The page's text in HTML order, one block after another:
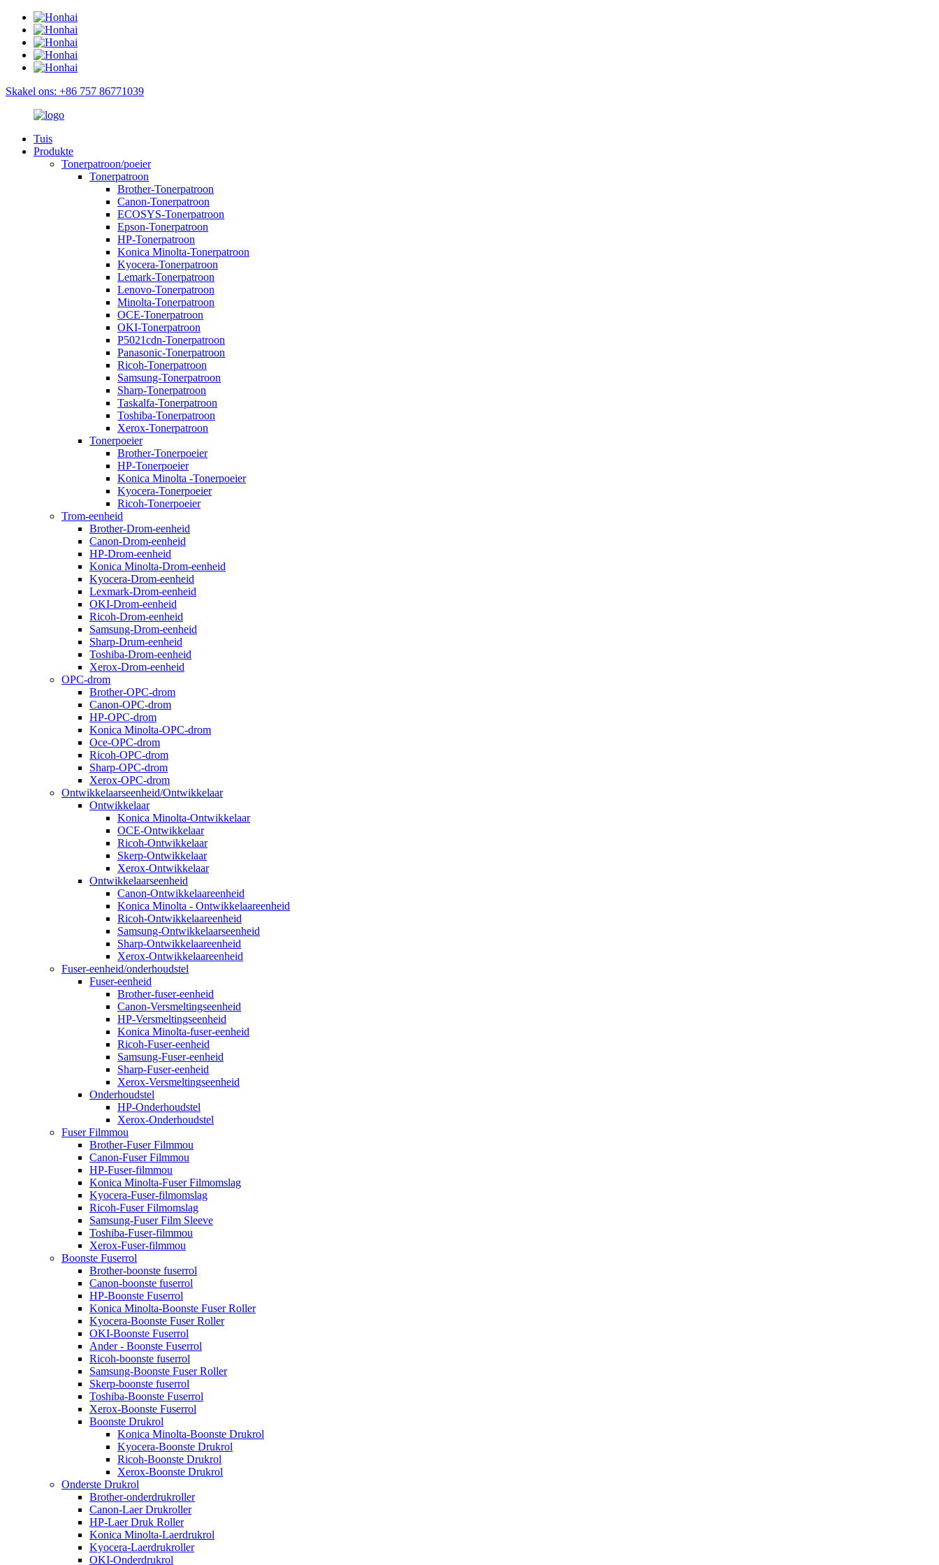
Skakel ons: +86 757 86771039
Tuis
Produkte
Tonerpatroon/poeier
Tonerpatroon
Brother-Tonerpatroon
Canon-Tonerpatroon
ECOSYS-Tonerpatroon
Epson-Tonerpatroon
HP-Tonerpatroon
Konica Minolta-Tonerpatroon
Kyocera-Tonerpatroon
Lemark-Tonerpatroon
Lenovo-Tonerpatroon
Minolta-Tonerpatroon
OCE-Tonerpatroon
OKI-Tonerpatroon
P5021cdn-Tonerpatroon
Panasonic-Tonerpatroon
Ricoh-Tonerpatroon
Samsung-Tonerpatroon
Sharp-Tonerpatroon
Taskalfa-Tonerpatroon
Toshiba-Tonerpatroon
Xerox-Tonerpatroon
Tonerpoeier
Brother-Tonerpoeier
HP-Tonerpoeier
Konica Minolta -Tonerpoeier
Kyocera-Tonerpoeier
Ricoh-Tonerpoeier
Trom-eenheid
Brother-Drom-eenheid
Canon-Drom-eenheid
HP-Drom-eenheid
Konica Minolta-Drom-eenheid
Kyocera-Drom-eenheid
Lexmark-Drom-eenheid
OKI-Drom-eenheid
Ricoh-Drom-eenheid
Samsung-Drom-eenheid
Sharp-Drum-eenheid
Toshiba-Drom-eenheid
Xerox-Drom-eenheid
OPC-drom
Brother-OPC-drom
Canon-OPC-drom
HP-OPC-drom
Konica Minolta-OPC-drom
Oce-OPC-drom
Ricoh-OPC-drom
Sharp-OPC-drom
Xerox-OPC-drom
Ontwikkelaarseenheid/Ontwikkelaar
Ontwikkelaar
Konica Minolta-Ontwikkelaar
OCE-Ontwikkelaar
Ricoh-Ontwikkelaar
Skerp-Ontwikkelaar
Xerox-Ontwikkelaar
Ontwikkelaarseenheid
Canon-Ontwikkelaareenheid
Konica Minolta - Ontwikkelaareenheid
Ricoh-Ontwikkelaareenheid
Samsung-Ontwikkelaarseenheid
Sharp-Ontwikkelaareenheid
Xerox-Ontwikkelaareenheid
Fuser-eenheid/onderhoudstel
Fuser-eenheid
Brother-fuser-eenheid
Canon-Versmeltingseenheid
HP-Versmeltingseenheid
Konica Minolta-fuser-eenheid
Ricoh-Fuser-eenheid
Samsung-Fuser-eenheid
Sharp-Fuser-eenheid
Xerox-Versmeltingseenheid
Onderhoudstel
HP-Onderhoudstel
Xerox-Onderhoudstel
Fuser Filmmou
Brother-Fuser Filmmou
Canon-Fuser Filmmou
HP-Fuser-filmmou
Konica Minolta-Fuser Filmomslag
Kyocera-Fuser-filmomslag
Ricoh-Fuser Filmomslag
Samsung-Fuser Film Sleeve
Toshiba-Fuser-filmmou
Xerox-Fuser-filmmou
Boonste Fuserrol
Brother-boonste fuserrol
Canon-boonste fuserrol
HP-Boonste Fuserrol
Konica Minolta-Boonste Fuser Roller
Kyocera-Boonste Fuser Roller
OKI-Boonste Fuserrol
Ander - Boonste Fuserrol
Ricoh-boonste fuserrol
Samsung-Boonste Fuser Roller
Skerp-boonste fuserrol
Toshiba-Boonste Fuserrol
Xerox-Boonste Fuserrol
Boonste Drukrol
Konica Minolta-Boonste Drukrol
Kyocera-Boonste Drukrol
Ricoh-Boonste Drukrol
Xerox-Boonste Drukrol
Onderste Drukrol
Brother-onderdrukroller
Canon-Laer Drukroller
HP-Laer Druk Roller
Konica Minolta-Laerdrukrol
Kyocera-Laerdrukroller
OKI-Onderdrukrol